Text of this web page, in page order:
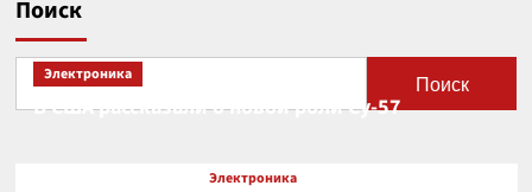
Поиск
Поиск
Электроника
В США рассказали о новой роли Су-57
Электроника